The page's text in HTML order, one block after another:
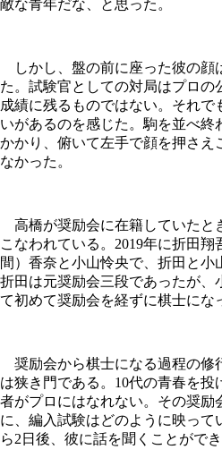
敵な青年だな、と思った。
しかし、盤の前に座った彼の顔
た。試験官としての対局はプロ
成績に残るものではない。それで
いがあるのを感じた。駒を並べ
かかり、俯いて左手で顔を押さえ
なかった。
高橋が奨励会に在籍していたと
こなわれている。2019年に折田翔
間） 香奈と小山怜央で、折田と小
折田は元奨励会三段であったが、
て初めて奨励会を経ずに棋士にな
奨励会から棋士になる過程の修
は狭き門である。10代の青春を
者がプロにはなれない。その奨励
に、編入試験はどのように映っ
ら2日後、彼に話を聞くことができ